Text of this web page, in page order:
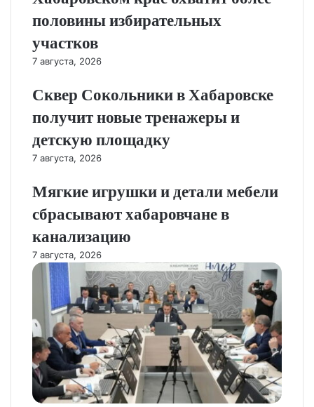
половины избирательных
участков
7 августа, 2026
Сквер Сокольники в Хабаровске
получит новые тренажеры и
детскую площадку
7 августа, 2026
Мягкие игрушки и детали мебели
сбрасывают хабаровчане в
канализацию
7 августа, 2026